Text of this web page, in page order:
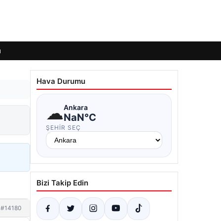
#14180
Hava Durumu
☁Ankara
NaN°C
ŞEHIR SEÇ
Bizi Takip Edin